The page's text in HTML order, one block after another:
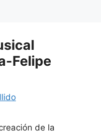
Felipe
de la